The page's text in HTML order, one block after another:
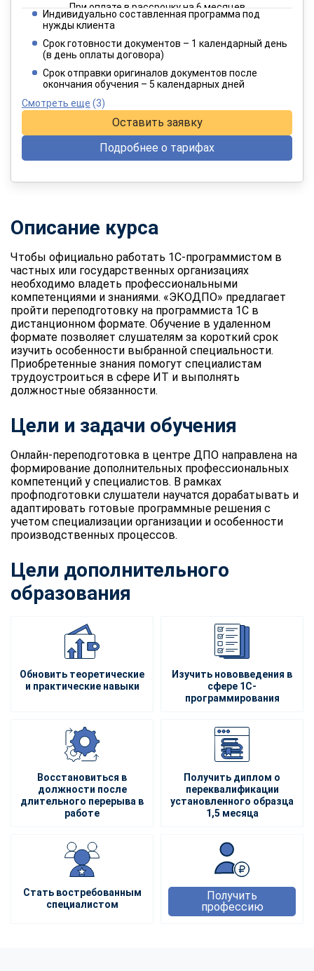
При оплате в рассрочку на 6 месяцев
4 949 руб. / 8 249 руб.
При оплате в рассрочку на 12 месяцев
Индивидуально составленная программа под
нужды клиента
Срок готовности документов – 1 календарный день
(в день оплаты договора)
Срок отправки оригиналов документов после
окончания обучения – 5 календарных дней
Смотреть еще (3)
Оставить заявку
Подробнее о тарифах
Описание курса
Чтобы официально работать 1С-программистом в
частных или государственных организациях
необходимо владеть профессиональными
компетенциями и знаниями. «ЭКОДПО» предлагает
пройти переподготовку на программиста 1С в
дистанционном формате. Обучение в удаленном
формате позволяет слушателям за короткий срок
изучить особенности выбранной специальности.
Приобретенные знания помогут специалистам
трудоустроиться в сфере ИТ и выполнять
должностные обязанности.
Цели и задачи обучения
Онлайн-переподготовка в центре ДПО направлена на
формирование дополнительных профессиональных
компетенций у специалистов. В рамках
профподготовки слушатели научатся дорабатывать и
адаптировать готовые программные решения с
учетом специализации организации и особенности
производственных процессов.
Цели дополнительного
образования
Обновить теоретические
и практические навыки
Изучить нововведения в
сфере 1С-
программирования
Восстановиться в
должности после
длительного перерыва в
работе
Получить диплом о
переквалификации
установленного образца
1,5 месяца
Стать востребованным
специалистом
Получить
профессию